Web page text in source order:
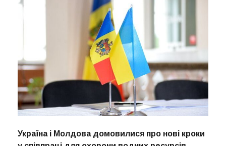
Україна і Молдова домовилися про нові кроки